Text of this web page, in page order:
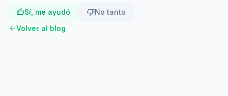
thumb_upSí, me ayudó thumb_downNo tanto
arrow_backVolver al blog